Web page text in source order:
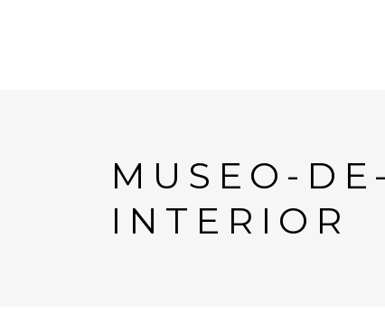
MUSEO-
INTERIOR